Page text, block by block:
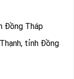
Đồng Tháp
tỉnh Đồng